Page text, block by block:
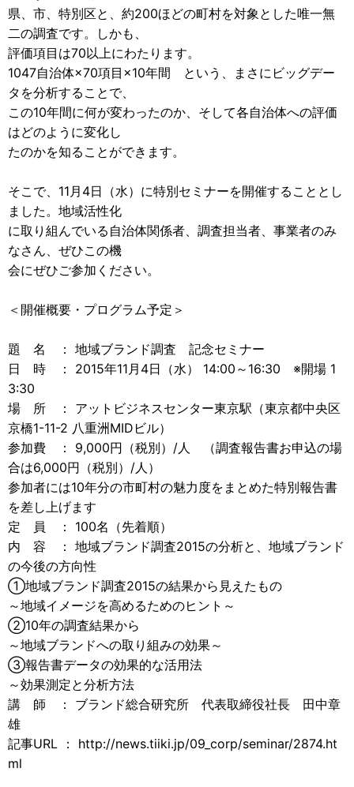
県、市、特別区と、約200ほどの町村を対象とした唯一無
二の調査です。しかも、
評価項目は70以上にわたります。
1047自治体×70項目×10年間 という、まさにビッグデー
タを分析することで、
この10年間に何が変わったのか、そして各自治体への評価
はどのように変化し
たのかを知ることができます。
そこで、11月4日（水）に特別セミナーを開催することとし
ました。地域活性化
に取り組んでいる自治体関係者、調査担当者、事業者のみ
なさん、ぜひこの機
会にぜひご参加ください。
＜開催概要・プログラム予定＞
題 名 ： 地域ブランド調査 記念セミナー
日 時 ： 2015年11月4日（水） 14:00～16:30 ※開場 1
3:30
場 所 ： アットビジネスセンター東京駅（東京都中央区
京橋1-11-2 八重洲MIDビル）
参加費 ： 9,000円（税別）/人 （調査報告書お申込の場
合は6,000円（税別）/人）
参加者には10年分の市町村の魅力度をまとめた特別報告書
を差し上げます
定 員 ： 100名（先着順）
内 容 ： 地域ブランド調査2015の分析と、地域ブランド
の今後の方向性
①地域ブランド調査2015の結果から見えたもの
～地域イメージを高めるためのヒント～
②10年の調査結果から
～地域ブランドへの取り組みの効果～
③報告書データの効果的な活用法
～効果測定と分析方法
講 師 ： ブランド総合研究所 代表取締役社長 田中章
雄
記事URL ： http://news.tiiki.jp/09_corp/seminar/2874.ht
ml